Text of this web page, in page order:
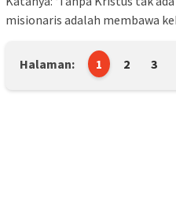
misionaris adalah membawa
Halaman: 1 2 3